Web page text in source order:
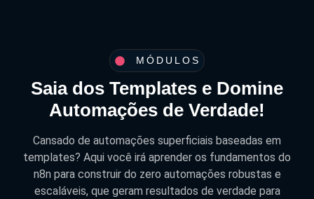
Saia dos Templates e Domine
Automações de Verdade!
Cansado de automações superficiais baseadas em
templates? Aqui você irá aprender os fundamentos do
n8n para construir do zero automações robustas e
escaláveis, que geram resultados de verdade para
MÓDULOS